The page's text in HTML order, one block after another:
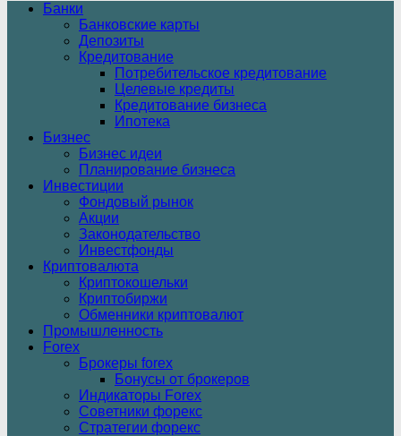
Банки
Банковские карты
Депозиты
Кредитование
Потребительское кредитование
Целевые кредиты
Кредитование бизнеса
Ипотека
Бизнес
Бизнес идеи
Планирование бизнеса
Инвестиции
Фондовый рынок
Акции
Законодательство
Инвестфонды
Криптовалюта
Криптокошельки
Криптобиржи
Обменники криптовалют
Промышленность
Forex
Брокеры forex
Бонусы от брокеров
Индикаторы Forex
Советники форекс
Стратегии форекс